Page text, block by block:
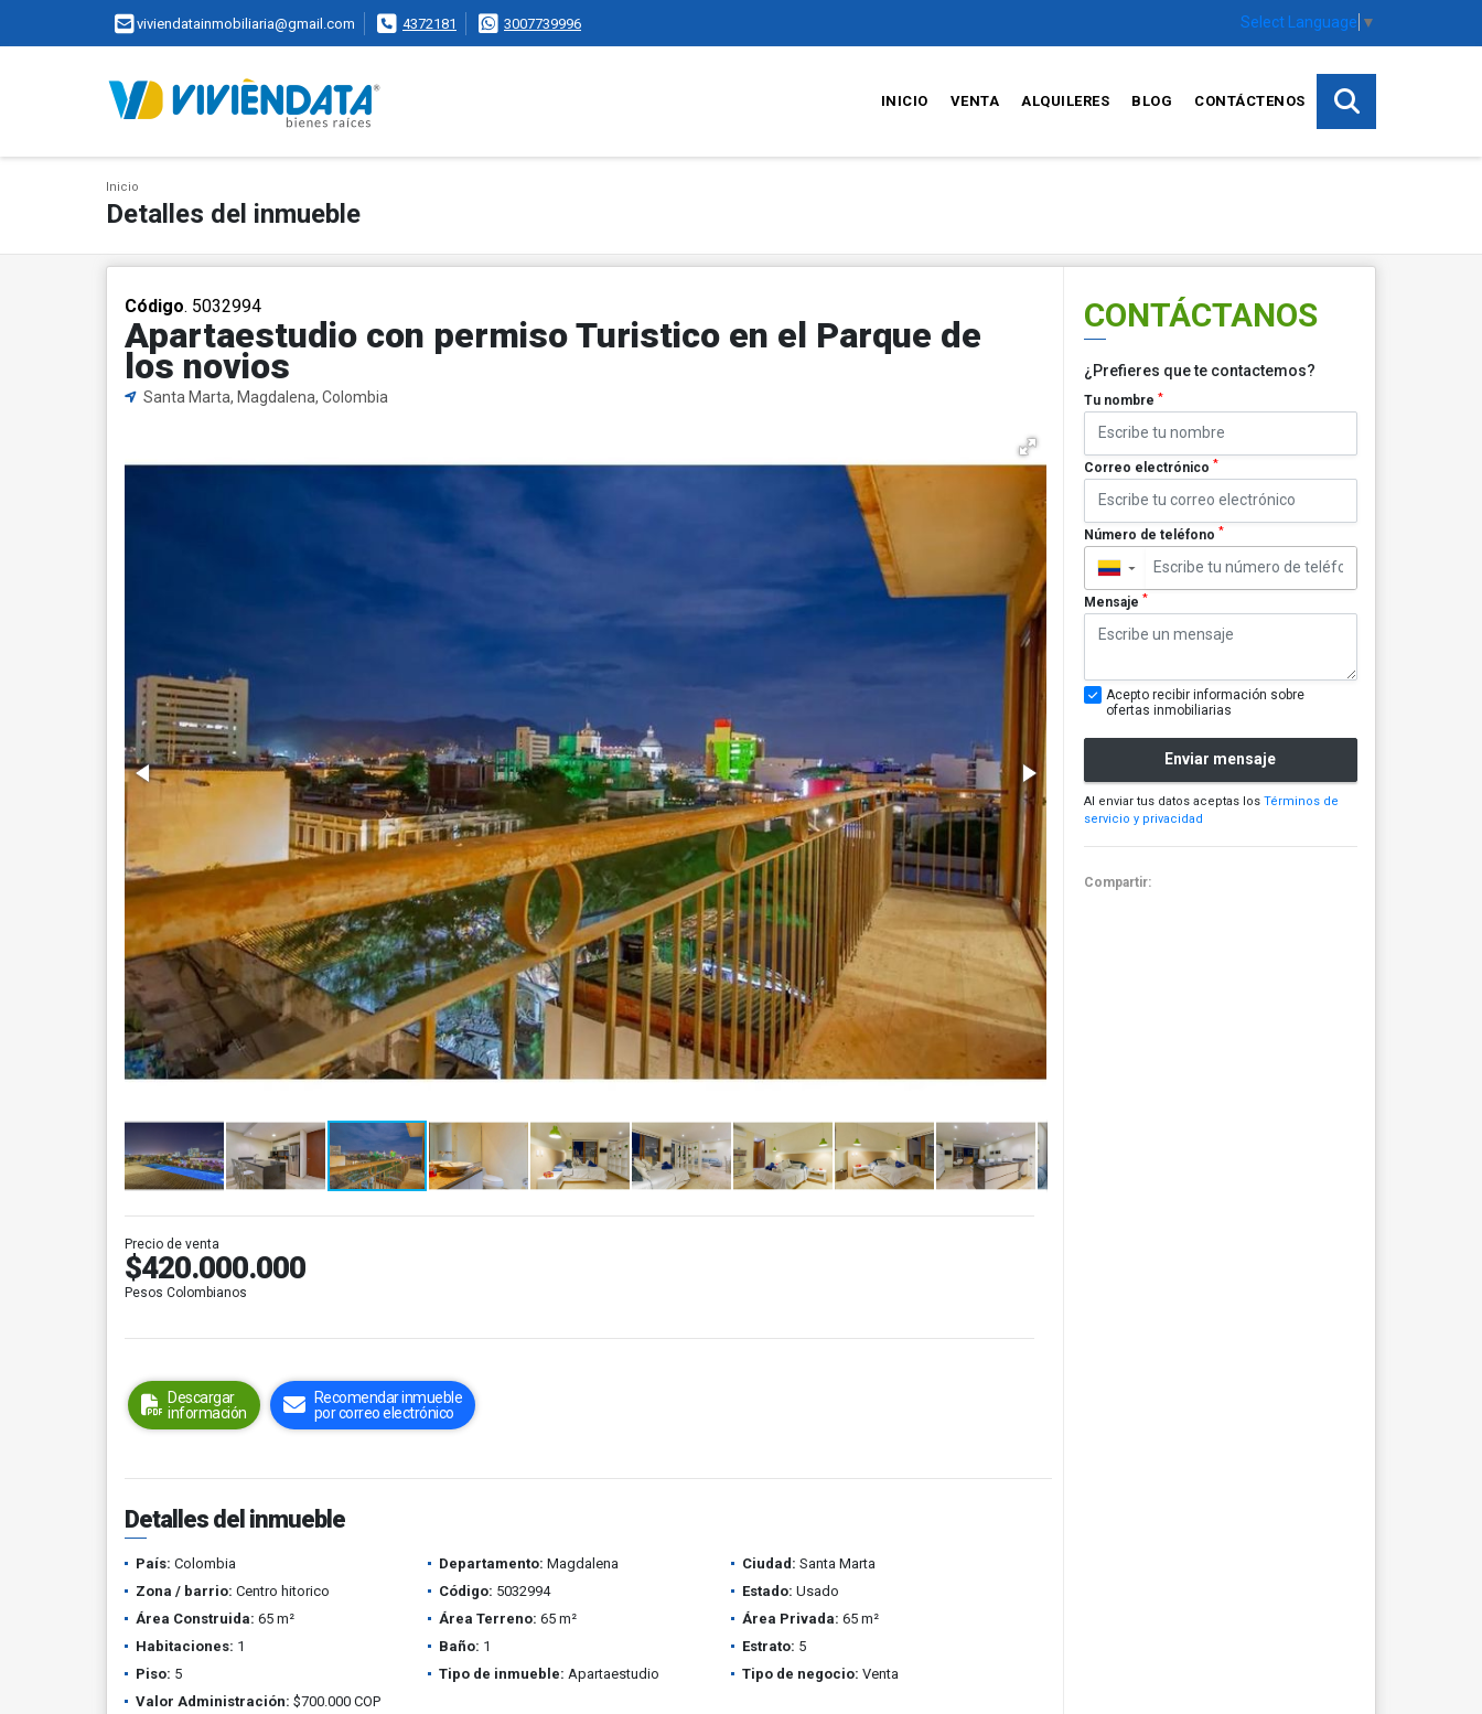
viviendatainmobiliaria@gmail.com 4372181 3007739996 Select Language ▼
INICIO VENTA ALQUILERES BLOG CONTÁCTENOS
Inicio
Detalles del inmueble
Código. 5032994
Apartaestudio con permiso Turistico en el Parque de
los novios
Santa Marta, Magdalena, Colombia
Precio de venta
$420.000.000
Pesos Colombianos
Descargar
información
Recomendar inmueble
por correo electrónico
Detalles del inmueble
País: Colombia Departamento: Magdalena Ciudad: Santa Marta
Zona / barrio: Centro hitorico Código: 5032994 Estado: Usado
Área Construida: 65 m² Área Terreno: 65 m² Área Privada: 65 m²
Habitaciones: 1 Baño: 1 Estrato: 5
Piso: 5 Tipo de inmueble: Apartaestudio Tipo de negocio: Venta
Valor Administración: $700.000 COP
CONTÁCTANOS
¿Prefieres que te contactemos?
Tu nombre *
Correo electrónico *
Número de teléfono *
▼
Mensaje *
Acepto recibir información sobre
ofertas inmobiliarias
Enviar mensaje
Al enviar tus datos aceptas los Términos de
servicio y privacidad
Compartir: